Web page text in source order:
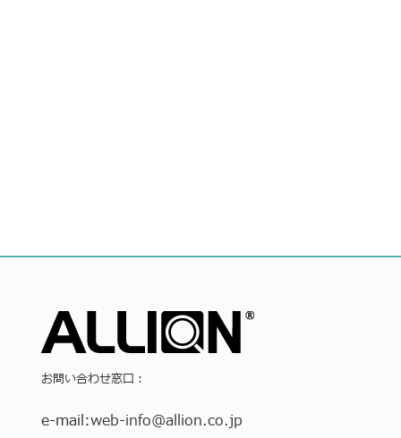
お問い合わせ窓口：
e-mail:web-info@allion.co.jp